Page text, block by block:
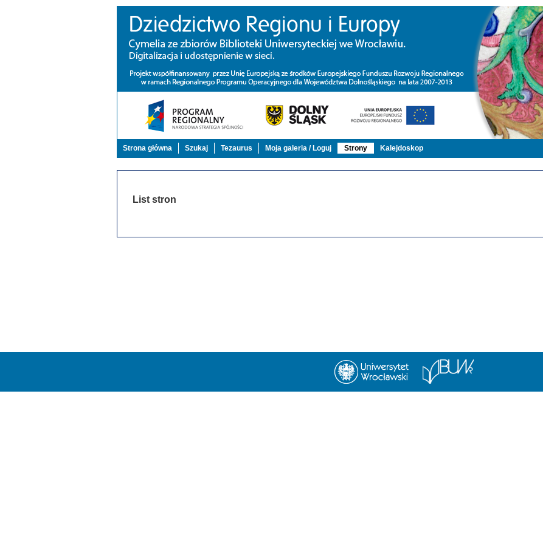
Strona główna Szukaj Tezaurus Moja galeria / Loguj Strony Kalejdoskop
List stron